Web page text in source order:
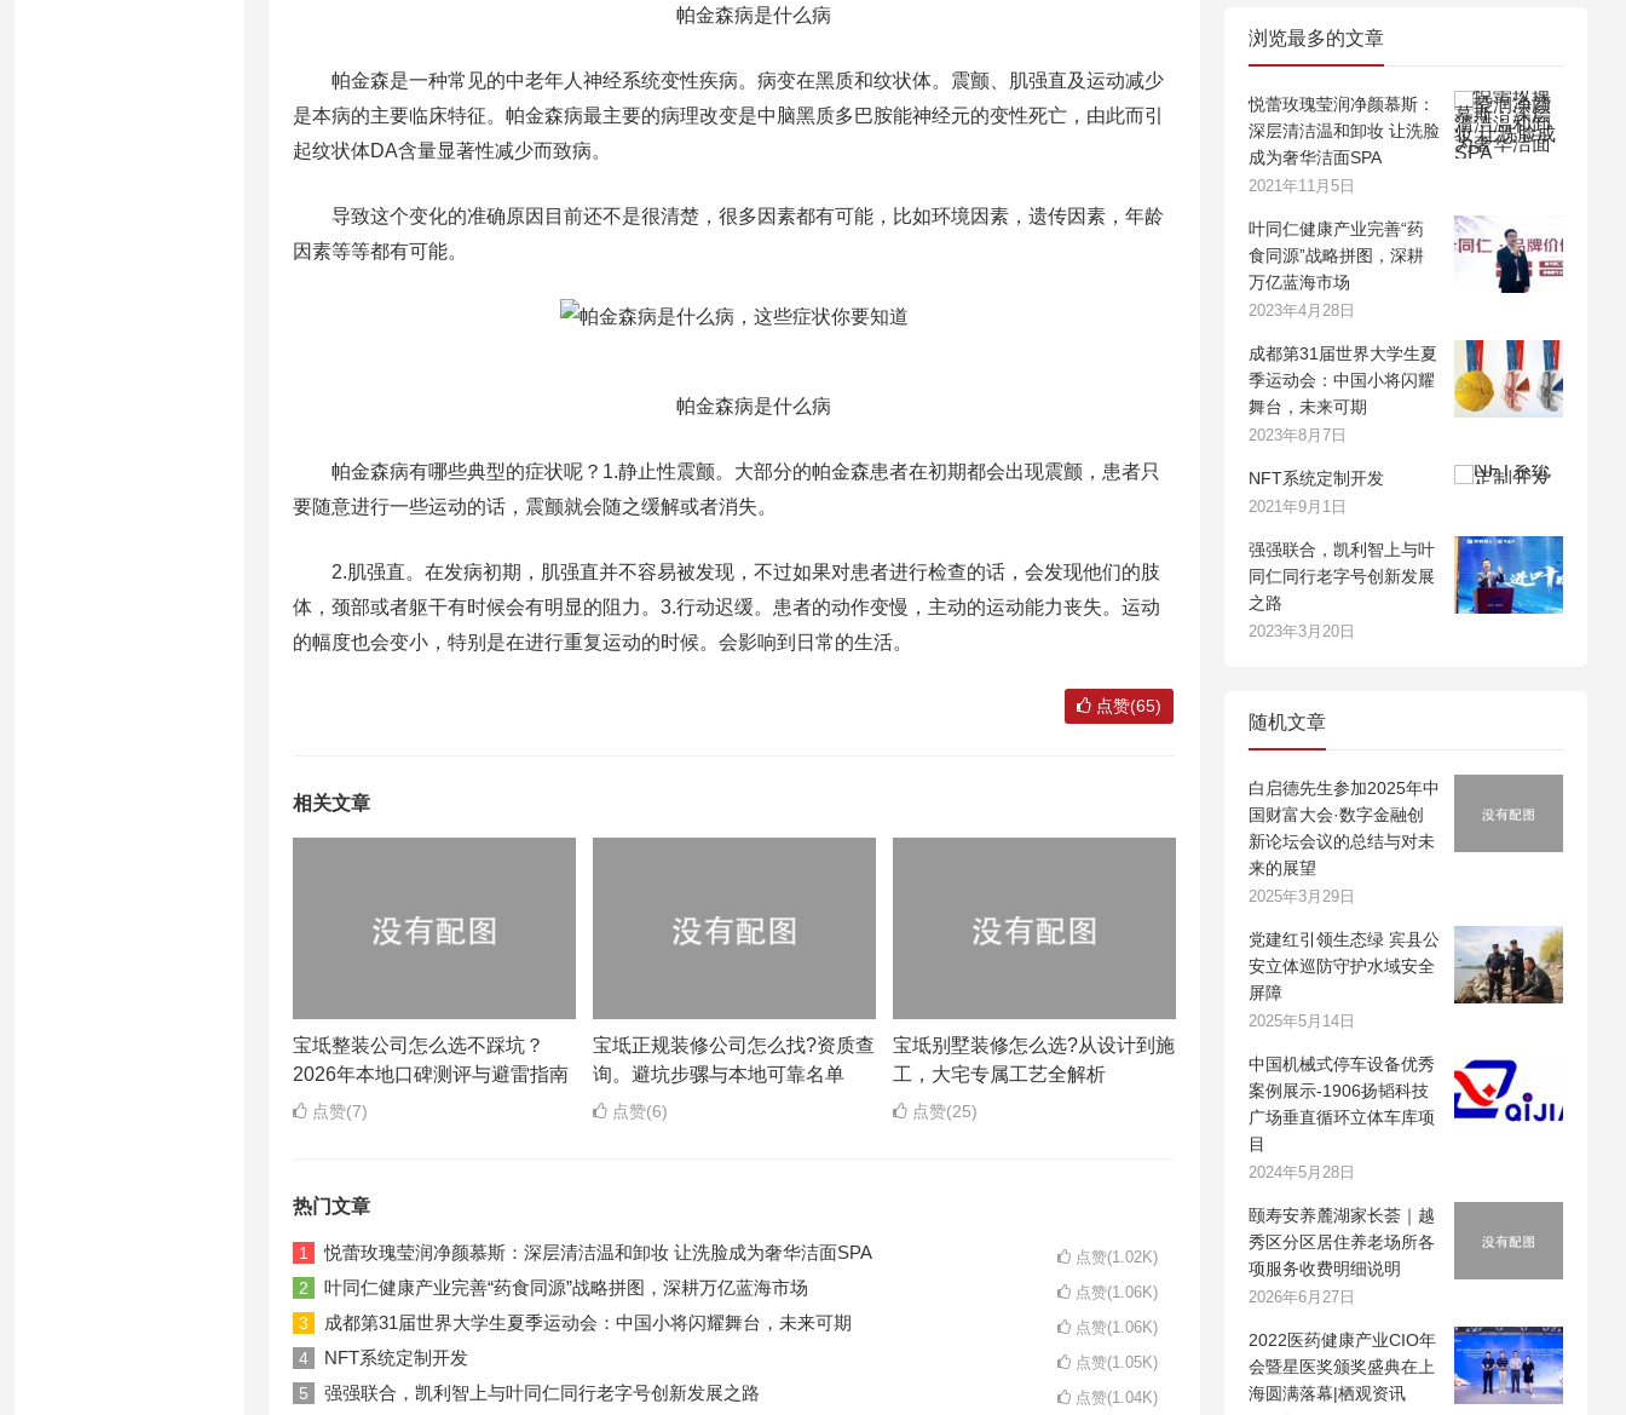
帕金森病是什么病
帕金森是一种常见的中老年人神经系统变性疾病。病变在黑质和纹状体。震颤、肌强直及运动减少
是本病的主要临床特征。帕金森病最主要的病理改变是中脑黑质多巴胺能神经元的变性死亡，由此而引
起纹状体DA含量显著性减少而致病。
导致这个变化的准确原因目前还不是很清楚，很多因素都有可能，比如环境因素，遗传因素，年龄
因素等等都有可能。
帕金森病是什么病​
帕金森病有哪些典型的症状呢？1.静止性震颤。大部分的帕金森患者在初期都会出现震颤，患者只
要随意进行一些运动的话，震颤就会随之缓解或者消失。
2.肌强直。在发病初期，肌强直并不容易被发现，不过如果对患者进行检查的话，会发现他们的肢
体，颈部或者躯干有时候会有明显的阻力。3.行动迟缓。患者的动作变慢，主动的运动能力丧失。运动
的幅度也会变小，特别是在进行重复运动的时候。会影响到日常的生活。
点赞(65)
相关文章
宝坻整装公司怎么选不踩坑？
2026年本地口碑测评与避雷指南
点赞(7)
宝坻正规装修公司怎么找?资质查
询。避坑步骡与本地可靠名单
点赞(6)
宝坻别墅装修怎么选?从设计到施
工，大宅专属工艺全解析
点赞(25)
热门文章
1 悦蕾玫瑰莹润净颜慕斯：深层清洁温和卸妆 让洗脸成为奢华洁面SPA 点赞(1.02K)
2 叶同仁健康产业完善“药食同源”战略拼图，深耕万亿蓝海市场 点赞(1.06K)
3 成都第31届世界大学生夏季运动会：中国小将闪耀舞台，未来可期 点赞(1.06K)
4 NFT系统定制开发 点赞(1.05K)
5 强强联合，凯利智上与叶同仁同行老字号创新发展之路 点赞(1.04K)
浏览最多的文章
悦蕾玫瑰莹润净颜慕斯：
深层清洁温和卸妆 让洗脸
成为奢华洁面SPA
2021年11月5日
叶同仁健康产业完善“药
食同源”战略拼图，深耕
万亿蓝海市场
2023年4月28日
成都第31届世界大学生夏
季运动会：中国小将闪耀
舞台，未来可期
2023年8月7日
NFT系统定制开发
2021年9月1日
强强联合，凯利智上与叶
同仁同行老字号创新发展
之路
2023年3月20日
随机文章
白启德先生参加2025年中
国财富大会·数字金融创
新论坛会议的总结与对未
来的展望
2025年3月29日
党建红引领生态绿 宾县公
安立体巡防守护水域安全
屏障
2025年5月14日
中国机械式停车设备优秀
案例展示-1906扬韬科技
广场垂直循环立体车库项
目
2024年5月28日
颐寿安养麓湖家长荟｜越
秀区分区居住养老场所各
项服务收费明细说明
2026年6月27日
2022医药健康产业CIO年
会暨星医奖颁奖盛典在上
海圆满落幕|栖观资讯